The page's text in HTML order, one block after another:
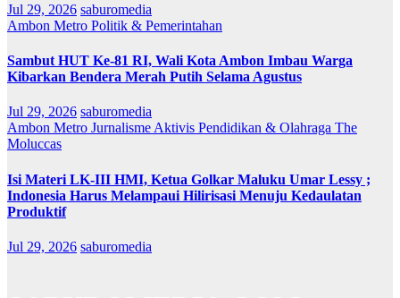
Jul 29, 2026 saburomedia
Ambon Metro Politik & Pemerintahan
Sambut HUT Ke-81 RI, Wali Kota Ambon Imbau Warga
Kibarkan Bendera Merah Putih Selama Agustus
Jul 29, 2026 saburomedia
Ambon Metro Jurnalisme Aktivis Pendidikan & Olahraga The
Moluccas
Isi Materi LK-III HMI, Ketua Golkar Maluku Umar Lessy ;
Indonesia Harus Melampaui Hilirisasi Menuju Kedaulatan
Produktif
Jul 29, 2026 saburomedia